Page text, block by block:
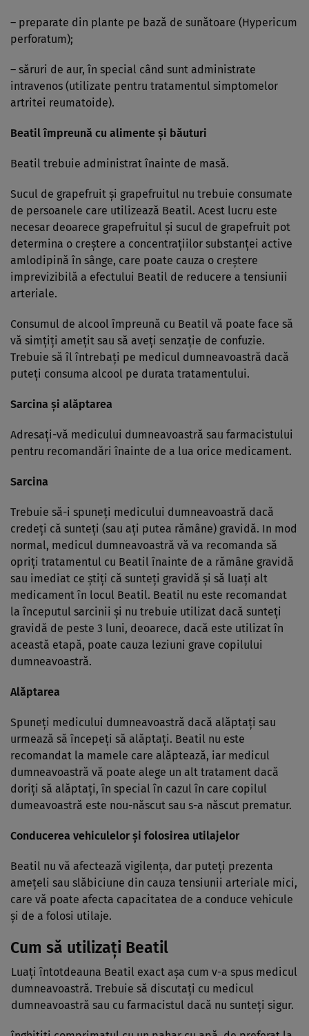
– preparate din plante pe bază de sunătoare (Hypericum
perforatum);
– săruri de aur, în special când sunt administrate
intravenos (utilizate pentru tratamentul simptomelor
artritei reumatoide).
Beatil împreună cu alimente şi băuturi
Beatil trebuie administrat înainte de masă.
Sucul de grapefruit şi grapefruitul nu trebuie consumate
de persoanele care utilizează Beatil. Acest lucru este
necesar deoarece grapefruitul şi sucul de grapefruit pot
determina o creştere a concentraţiilor substanţei active
amlodipină în sânge, care poate cauza o creştere
imprevizibilă a efectului Beatil de reducere a tensiunii
arteriale.
Consumul de alcool împreună cu Beatil vă poate face să
vă simţiţi ameţit sau să aveţi senzaţie de confuzie.
Trebuie să îl întrebaţi pe medicul dumneavoastră dacă
puteţi consuma alcool pe durata tratamentului.
Sarcina şi alăptarea
Adresaţi-vă medicului dumneavoastră sau farmacistului
pentru recomandări înainte de a lua orice medicament.
Sarcina
Trebuie să-i spuneţi medicului dumneavoastră dacă
credeţi că sunteţi (sau aţi putea rămâne) gravidă. In mod
normal, medicul dumneavoastră vă va recomanda să
opriţi tratamentul cu Beatil înainte de a rămâne gravidă
sau imediat ce ştiţi că sunteţi gravidă şi să luaţi alt
medicament în locul Beatil. Beatil nu este recomandat
la începutul sarcinii şi nu trebuie utilizat dacă sunteţi
gravidă de peste 3 luni, deoarece, dacă este utilizat în
această etapă, poate cauza leziuni grave copilului
dumneavoastră.
Alăptarea
Spuneţi medicului dumneavoastră dacă alăptaţi sau
urmează să începeţi să alăptaţi. Beatil nu este
recomandat la mamele care alăptează, iar medicul
dumneavoastră vă poate alege un alt tratament dacă
doriţi să alăptaţi, în special în cazul în care copilul
dumeavoastră este nou-născut sau s-a născut prematur.
Conducerea vehiculelor şi folosirea utilajelor
Beatil nu vă afectează vigilenţa, dar puteţi prezenta
ameţeli sau slăbiciune din cauza tensiunii arteriale mici,
care vă poate afecta capacitatea de a conduce vehicule
şi de a folosi utilaje.
Cum să utilizaţi Beatil
Luaţi întotdeauna Beatil exact aşa cum v-a spus medicul
dumneavoastră. Trebuie să discutaţi cu medicul
dumneavoastră sau cu farmacistul dacă nu sunteţi sigur.